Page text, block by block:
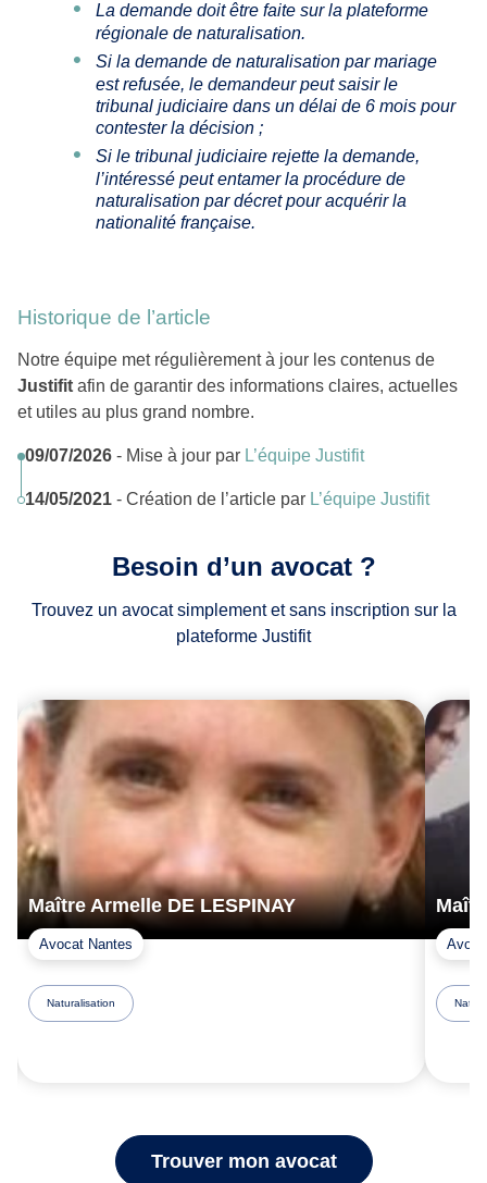
La demande doit être faite sur la plateforme
régionale de naturalisation.
Si la demande de naturalisation par mariage
est refusée, le demandeur peut saisir le
tribunal judiciaire dans un délai de 6 mois pour
contester la décision ;
Si le tribunal judiciaire rejette la demande,
l’intéressé peut entamer la procédure de
naturalisation par décret pour acquérir la
nationalité française.
Historique de l’article
Notre équipe met régulièrement à jour les contenus de
Justifit afin de garantir des informations claires, actuelles
et utiles au plus grand nombre.
09/07/2026 - Mise à jour par L’équipe Justifit
14/05/2021 - Création de l’article par L’équipe Justifit
Besoin d’un avocat ?
Trouvez un avocat simplement et sans inscription sur la
plateforme Justifit
Maître Armelle DE LESPINAY
Avocat Nantes
Naturalisation
Trouver mon avocat